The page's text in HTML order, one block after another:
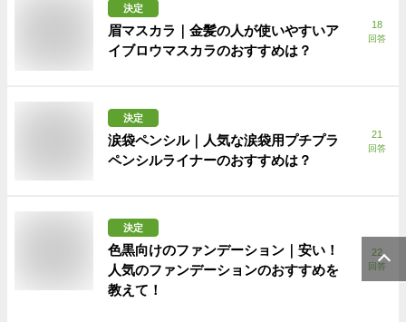
決定
眉マスカラ｜金髪の人が使いやすいア
イブロウマスカラのおすすめは？
18
回答
決定
涙袋ペンシル｜人気な涙袋用プチプラ
ペンシルライナーのおすすめは？
21
回答
決定
色黒向けのファンデーション｜安い！
人気のファンデーションのおすすめを
教えて！
22
回答